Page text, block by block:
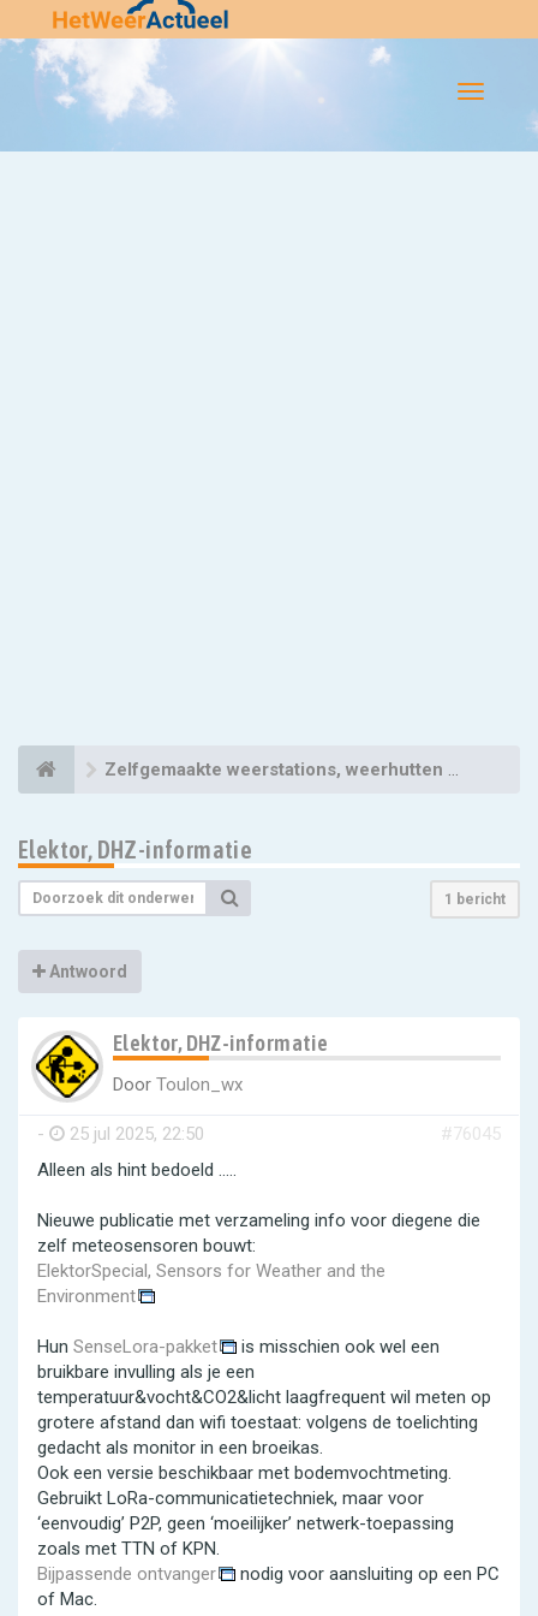
Flip-
Zelfgemaakte weerstations, weerhutten en overige apparatuur
Elektor, DHZ-informatie
1 bericht
Antwoord
Elektor, DHZ-informatie
Door Toulon_wx
- 25 jul 2025, 22:50
#76045
Alleen als hint bedoeld .....
Nieuwe publicatie met verzameling info voor diegene die
zelf meteosensoren bouwt:
ElektorSpecial, Sensors for Weather and the
Environment
Hun SenseLora-pakket
is misschien ook wel een
bruikbare invulling als je een
temperatuur&vocht&CO2&licht laagfrequent wil meten op
grotere afstand dan wifi toestaat: volgens de toelichting
gedacht als monitor in een broeikas.
Ook een versie beschikbaar met bodemvochtmeting.
Gebruikt LoRa-communicatietechniek, maar voor
‘eenvoudig’ P2P, geen ‘moeilijker’ netwerk-toepassing
zoals met TTN of KPN.
Bijpassende ontvanger
nodig voor aansluiting op een PC
of Mac.